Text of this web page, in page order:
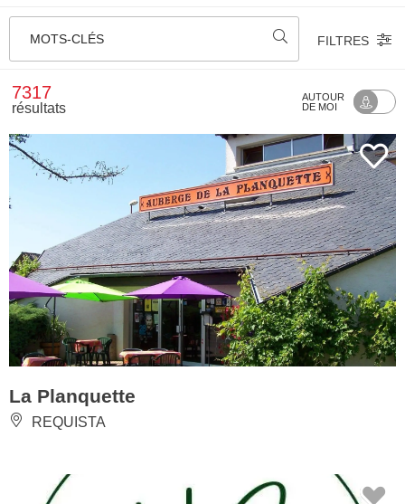
MOTS-CLÉS FILTRES
7317
résultats
AUTOUR
DE MOI
La Planquette
REQUISTA